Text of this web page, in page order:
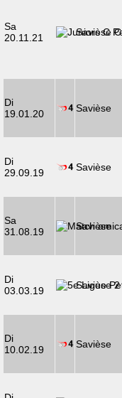
Sa
20.11.21
Savièse C
Di
19.01.20
Savièse
Di
29.09.19
Savièse
Sa
31.08.19
Savièse
Di
03.03.19
Savièse 2
Di
10.02.19
Savièse